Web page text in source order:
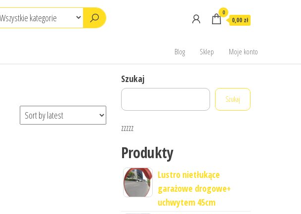
0
0,00 zł
Blog Sklep Moje konto
Szukaj
Szukaj
zzzzz
Produkty
Lustro nietłukące
garażowe drogowe+
uchwytem 45cm